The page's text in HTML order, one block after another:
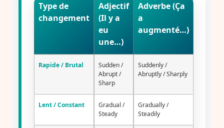
Type de
changement
Adjectif
(Il y a
eu
une…)
Adverbe (Ça
a
augmenté…)
Rapide / Brutal
Sudden /
Abrupt /
Sharp
Suddenly /
Abruptly / Sharply
Lent / Constant
Gradual /
Steady
Gradually /
Steadily